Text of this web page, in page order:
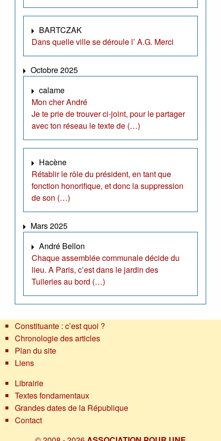
BARTCZAK
Dans quelle ville se déroule l’ A.G. Merci
Octobre 2025
calame
Mon cher André
Je te prie de trouver ci-joint, pour le partager
avec ton réseau le texte de (…)
Hacène
Rétablir le rôle du président, en tant que
fonction honorifique, et donc la suppression
de son (…)
Mars 2025
André Bellon
Chaque assemblée communale décide du
lieu. A Paris, c’est dans le jardin des
Tuileries au bord (…)
Constituante : c’est quoi ?
Chronologie des articles
Plan du site
Liens
Librairie
Textes fondamentaux
Grandes dates de la République
Contact